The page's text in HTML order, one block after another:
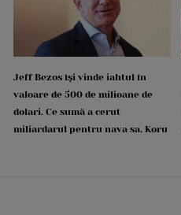
Jeff Bezos își vinde iahtul în
valoare de 500 de milioane de
dolari. Ce sumă a cerut
miliardarul pentru nava sa, Koru